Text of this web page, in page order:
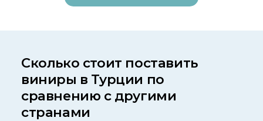
Сколько стоит поставить
виниры в Турции по
сравнению с другими
странами